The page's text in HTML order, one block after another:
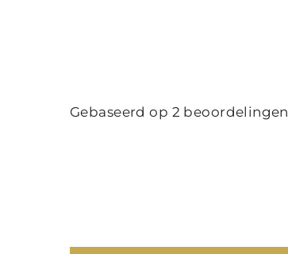
Gebaseerd op 2 beoordelingen